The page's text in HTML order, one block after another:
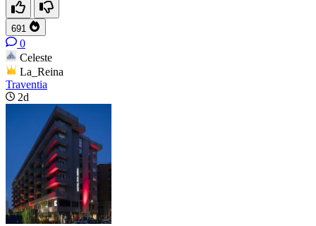
691
0
Celeste
La_Reina
Traventia
2d